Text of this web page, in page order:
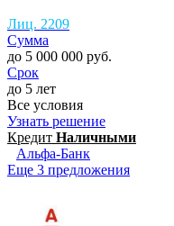
Лиц. 2209
Сумма
до 5 000 000 руб.
Срок
до 5 лет
Все условия
Узнать решение
Кредит Наличными
Альфа-Банк
Еще 3 предложения